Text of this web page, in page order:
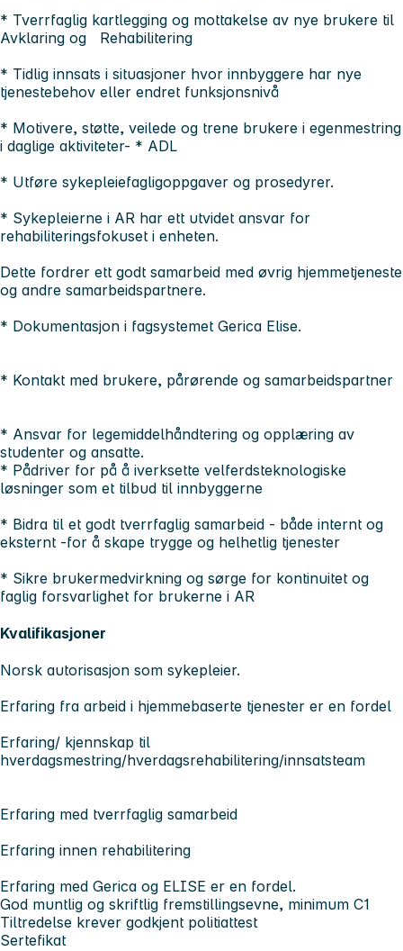
* Tverrfaglig kartlegging og mottakelse av nye brukere til
Avklaring og Rehabilitering
* Tidlig innsats i situasjoner hvor innbyggere har nye
tjenestebehov eller endret funksjonsnivå
* Motivere, støtte, veilede og trene brukere i egenmestring
i daglige aktiviteter- * ADL
* Utføre sykepleiefagligoppgaver og prosedyrer.
* Sykepleierne i AR har ett utvidet ansvar for
rehabiliteringsfokuset i enheten.
Dette fordrer ett godt samarbeid med øvrig hjemmetjeneste
og andre samarbeidspartnere.
* Dokumentasjon i fagsystemet Gerica Elise.
* Kontakt med brukere, pårørende og samarbeidspartner
* Ansvar for legemiddelhåndtering og opplæring av
studenter og ansatte.
* Pådriver for på å iverksette velferdsteknologiske
løsninger som et tilbud til innbyggerne
* Bidra til et godt tverrfaglig samarbeid - både internt og
eksternt -for å skape trygge og helhetlig tjenester
* Sikre brukermedvirkning og sørge for kontinuitet og
faglig forsvarlighet for brukerne i AR
Kvalifikasjoner
Norsk autorisasjon som sykepleier.
Erfaring fra arbeid i hjemmebaserte tjenester er en fordel
Erfaring/ kjennskap til
hverdagsmestring/hverdagsrehabilitering/innsatsteam
Erfaring med tverrfaglig samarbeid
Erfaring innen rehabilitering
Erfaring med Gerica og ELISE er en fordel.
God muntlig og skriftlig fremstillingsevne, minimum C1
Tiltredelse krever godkjent politiattest
Sertefikat